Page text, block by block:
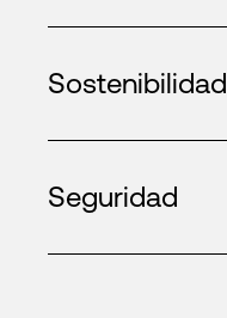
Sostenibilidad
Seguridad